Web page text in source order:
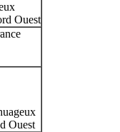
Ouest
Ouest